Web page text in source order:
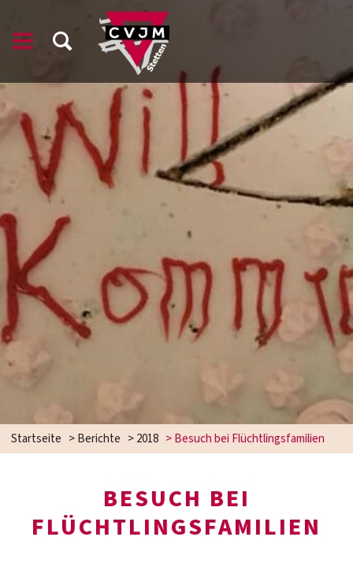
Startseite >Berichte >2018 >Besuch bei Flüchtlingsfamilien
BESUCH BEI
FLÜCHTLINGSFAMILIEN